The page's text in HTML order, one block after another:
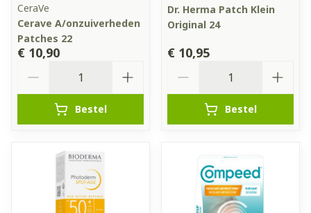
CeraVe
Cerave A/onzuiverheden
Patches 22
€ 10,90
Bestel
Dr. Herma Patch Klein
Original 24
€ 10,95
Bestel